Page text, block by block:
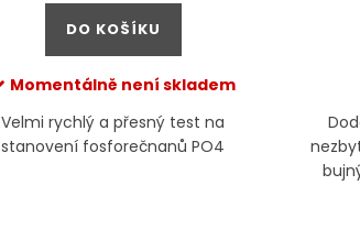
DO KOŠÍKU
Momentálně není skladem
Velmi rychlý a přesný test na
stanovení fosforečnanů PO4